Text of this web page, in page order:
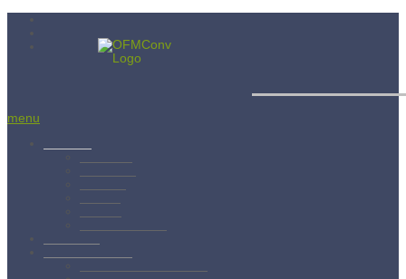
menu
Albánsko
Bratislava
Juniorát
Brehov
Levoča
Spišský Štvrtok
Povolanie
Svätý František
Životopis sv. Františka